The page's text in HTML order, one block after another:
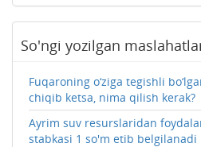
So'ngi yozilgan
Fuqaroning o‘ziga tegishli
chiqib ketsa, nima qilish kerak?
Ayrim suv resurslaridan
stabkasi 1 so'm etib belgilanadi